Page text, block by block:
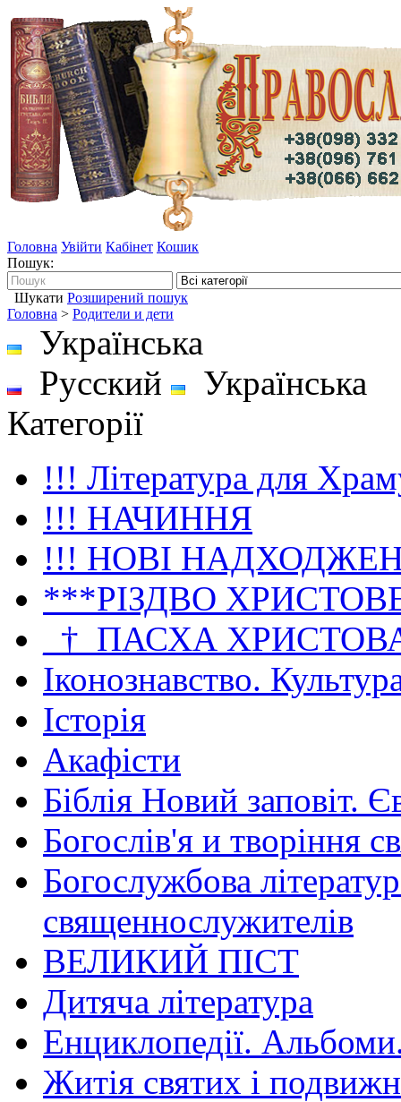
Головна Увійти Кабінет Кошик
Пошук:
Шукати Розширений пошук
Головна > Родители и дети
Українська
Русский
Українська
Категорії
!!! Література для
!!! НАЧИННЯ
!!! НОВІ
***РІЗДВО
_†_ПАСХА
Іконознавство.
Історія
Акафісти
Біблія Новий заповіт.
Богослів'я и творіння
Богослужбова
священнослужителів
ВЕЛИКИЙ ПІСТ
Дитяча література
Енциклопедії.
Житія святих і